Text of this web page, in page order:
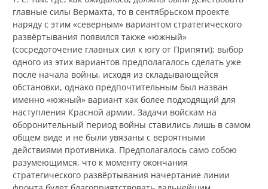
главные силы Вермахта, то в сентябрьском проекте
наряду с этим «северным» вариантом стратегического
развёртывания появился также «южный»
(сосредоточение главных сил к югу от Припяти); выбор
одного из этих вариантов предполагалось сделать уже
после начала войны, исходя из складывающейся
обстановки, однако предпочтительным был назван
именно «южный» вариант как более подходящий для
наступления Красной армии. Задачи войскам на
оборонительный период войны ставились лишь в самом
общем виде и не были увязаны с вероятными
действиями противника. Предполагалось само собою
разумеющимся, что к моменту окончания
стратегического развёртывания начертание линии